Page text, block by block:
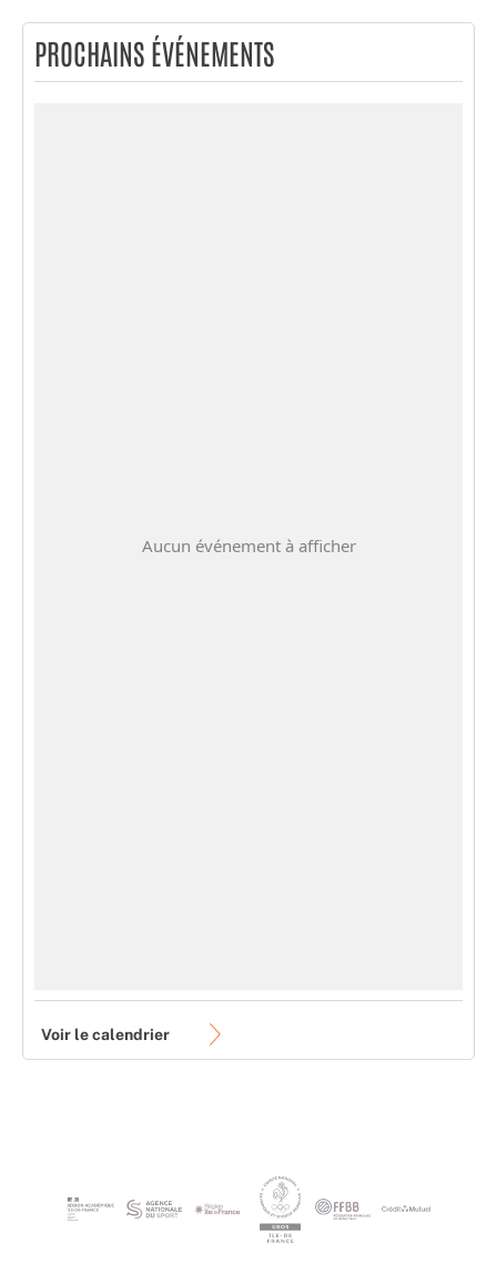
PROCHAINS ÉVÉNEMENTS
Aucun événement à afficher
Voir le calendrier